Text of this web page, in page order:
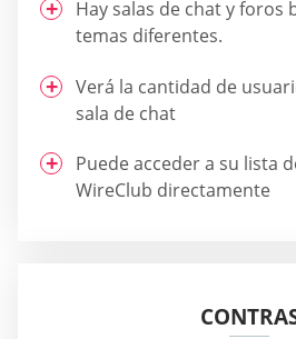
Hay salas de chat y foros
temas diferentes.
Verá la cantidad de
sala de chat
Puede acceder a su lista
WireClub directamente